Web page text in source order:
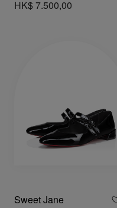
HK$ 7.500,00
Sweet Jane